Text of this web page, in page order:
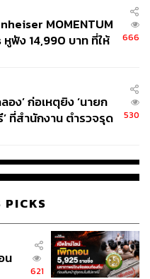
เดกกี vs. อาริอาร์น ติ
รียญทองโอลิมปิก 6 เหรียญ
ต้องเจอกับคู่แข่งที่ไม่ได้
และมีลุ้นพอๆ กัน
วจากออสเตรเลีย และ
ซึ่งคนแรกนั้นเป็นเจ้าของ
หลังเป็นเงือกสาวน้อย
ดอย่างแน่นอน
MOMENTUM
ฟัง 14,990 บาท ที่ให้
666
อง’ ก่อเหตุยิง ‘นายก
ที่สำนักงาน ตำรวจรุด
530
PICKS
น
621